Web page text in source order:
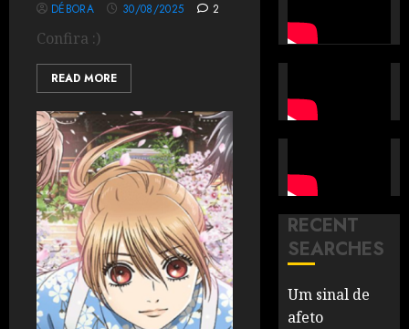
DÉBORA 30/08/2025 2
Confira :)
READ MORE
RECENT
SEARCHES
Um sinal de
afeto